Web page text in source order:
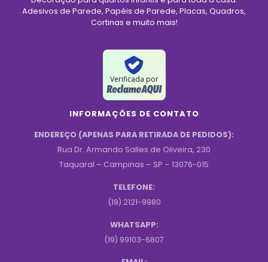
Adesivos de Parede, Papéis de Parede, Placas, Quadros,
Cortinas e muito mais!
Verificada por
INFORMAÇÕES DE CONTATO
ENDEREÇO (APENAS PARA RETIRADA DE PEDIDOS):
Rua Dr. Armando Salles de Oliveira, 230
Taquaral – Campinas – SP – 13076-015
TELEFONE:
(19) 2121-9980
WHATSAPP:
(19) 99103-6807